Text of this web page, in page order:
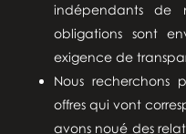
indépendants de
obligations sont
exigence de
Nous recherchons
offres qui vont
avons noué des